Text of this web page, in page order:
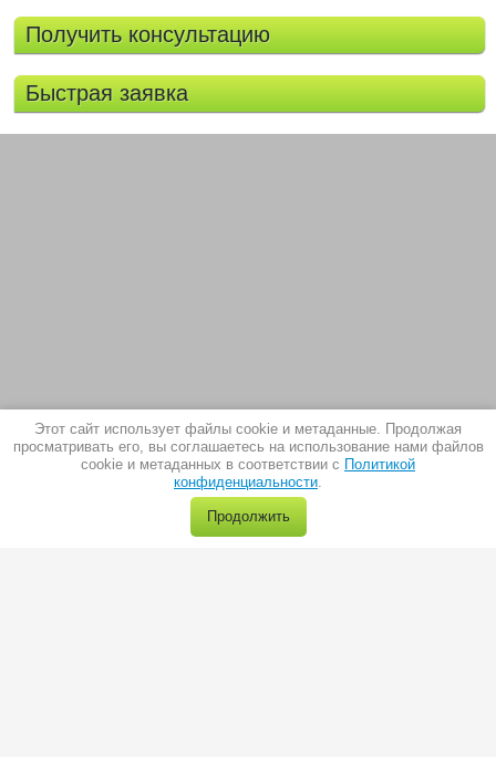
Этот сайт использует файлы cookie и метаданные. Продолжая
просматривать его, вы соглашаетесь на использование нами файлов
cookie и метаданных в соответствии с Политикой
конфиденциальности.
Продолжить
Получить консультацию
Быстрая заявка